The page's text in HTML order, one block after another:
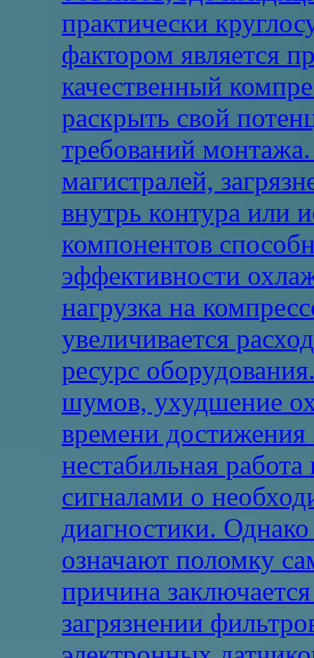
практически
фактором является
качественный
раскрыть свой
требований
магистралей,
внутрь контура или
компонентов
эффективности
нагрузка на
увеличивается
ресурс
шумов, ухудшение
времени
нестабильная
сигналами о
диагностики.
означают поломку
причина
загрязнении